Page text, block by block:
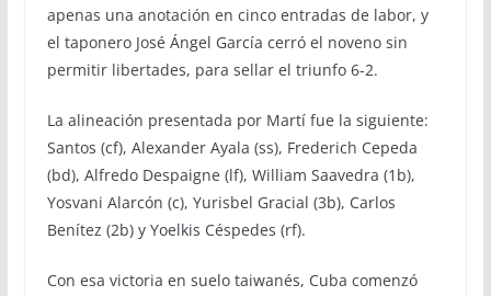
apenas una anotación en cinco entradas de labor, y
el taponero José Ángel García cerró el noveno sin
permitir libertades, para sellar el triunfo 6-2.
La alineación presentada por Martí fue la siguiente:
Santos (cf), Alexander Ayala (ss), Frederich Cepeda
(bd), Alfredo Despaigne (lf), William Saavedra (1b),
Yosvani Alarcón (c), Yurisbel Gracial (3b), Carlos
Benítez (2b) y Yoelkis Céspedes (rf).
Con esa victoria en suelo taiwanés, Cuba comenzó